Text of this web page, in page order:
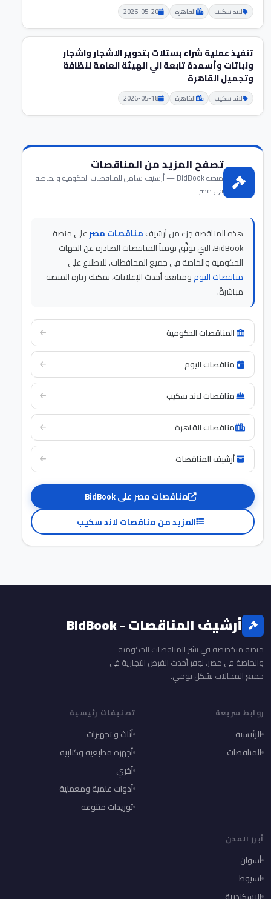
لاند سكيب القاهرة 2026-05-20
تنفيذ عملية شراء بستلات بتدوير الاشجار واشجار
ونباتات وأسمدة تابعة الي الهيئة العامة لنظافة
وتجميل القاهرة
لاند سكيب القاهرة 2026-05-18
تصفح المزيد من المناقصات
منصة BidBook — أرشيف شامل للمناقصات الحكومية والخاصة
في مصر
هذه المناقصة جزء من أرشيفمناقصات مصرعلى منصة
BidBook، التي توثّق يومياً المناقصات الصادرة عن الجهات
الحكومية والخاصة في جميع المحافظات. للاطلاع على
مناقصات اليومومتابعة أحدث الإعلانات، يمكنك زيارة المنصة
مباشرةً.
المناقصات الحكومية
مناقصات اليوم
مناقصات لاند سكيب
مناقصات القاهرة
أرشيف المناقصات
مناقصات مصر على BidBook
المزيد من مناقصات لاند سكيب
أرشيف المناقصات - BidBook
منصة متخصصة في نشر المناقصات الحكومية
والخاصة في مصر. نوفر أحدث الفرص التجارية في
جميع المجالات بشكل يومي.
روابط سريعة
الرئيسية
المناقصات
تصنيفات رئيسية
أثاث و تجهيزات
أجهزه مطبعيه وكتابية
أخري
أدوات علمية ومعملية
توريدات متنوعه
أبرز المدن
أسوان
اسيوط